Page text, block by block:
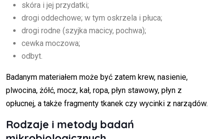
skóra i jej przydatki;
drogi oddechowe; w tym oskrzela i płuca;
drogi rodne (szyjka macicy, pochwa);
cewka moczowa;
odbyt.
Badanym materiałem może być zatem krew, nasienie,
plwocina, żółć, mocz, kał, ropa, płyn stawowy, płyn z
opłucnej, a także fragmenty tkanek czy wycinki z narządów.
Rodzaje i metody badań